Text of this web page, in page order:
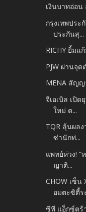
เงินบาทอ่อน
กรุงเทพประ
ประกันสุ...
RICHY ยิ้มแ
PJW ผ่านจุด
MENA สัญ
จีเอเบิล เปิ
ใหม่ ต...
TQR ลุ้นผล
ซ่านักท่...
แพทย์ห่วง! “
ญาติ...
CHOW เซ็น
อมตะซิตี้ร
ซีพี แอ็กซ์ตร้